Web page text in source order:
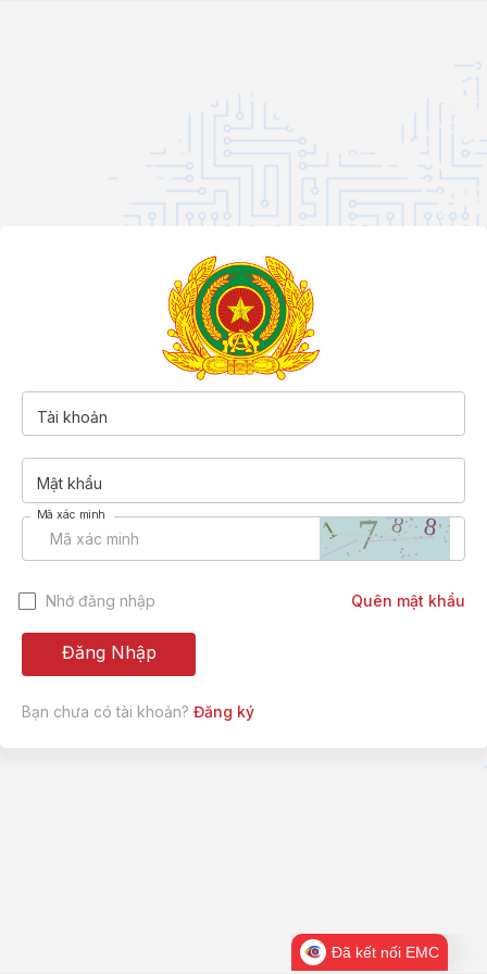
Tài khoản
Mật khẩu
Mã xác minh
Nhớ đăng nhập Quên mật khẩu
Đăng Nhập
Bạn chưa có tài khoản? Đăng ký
Đã kết nối EMC